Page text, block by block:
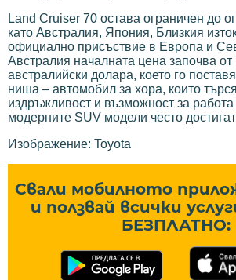
Land Cruiser 70 остава ограничен до
като Австралия, Япония, Близкия
официално присъствие в Европа и
Австралия началната цена започва от
австралийски долара, което го
ниша – автомобил за хора, които
издръжливост и възможност за работа
модерните SUV модели често
Изображение: Toyota
Свали мобилното
и ползвай всички
БЕЗПЛАТНО: